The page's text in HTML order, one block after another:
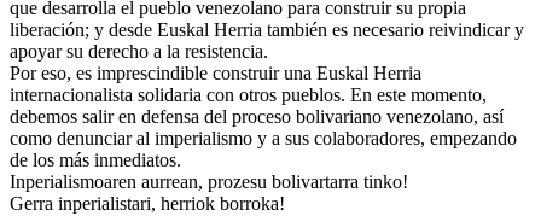
que desarrolla el pueblo venezolano para construir su propia
liberación; y desde Euskal Herria también es necesario reivindicar y
apoyar su derecho a la resistencia.
Por eso, es imprescindible construir una Euskal Herria
internacionalista solidaria con otros pueblos. En este momento,
debemos salir en defensa del proceso bolivariano venezolano, así
como denunciar al imperialismo y a sus colaboradores, empezando
de los más inmediatos.
Inperialismoaren aurrean, prozesu bolivartarra tinko!
Gerra inperialistari, herriok borroka!